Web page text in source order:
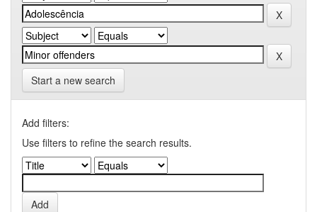
Start a new search
Add filters:
Use filters to refine the search results.